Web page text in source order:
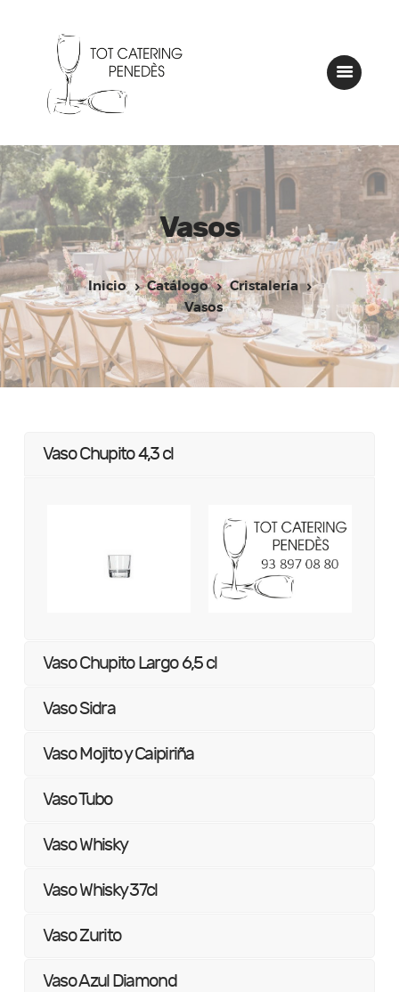
Vasos
Inicio Catálogo
Cristalería
Vasos
Tot Catering
Catálogo
Nuestros montajes
Contactar
Vaso Chupito 4,3 cl
Vaso Chupito Largo 6,5 cl
Vaso Sidra
Vaso Mojito y Caipiriña
Vaso Tubo
Vaso Whisky
Vaso Whisky 37cl
Vaso Zurito
Vaso Azul Diamond